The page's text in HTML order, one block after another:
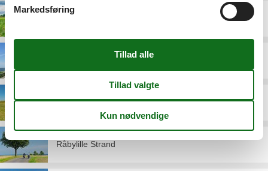
Askeby
Borre
Råbylille Strand
Markedsføring